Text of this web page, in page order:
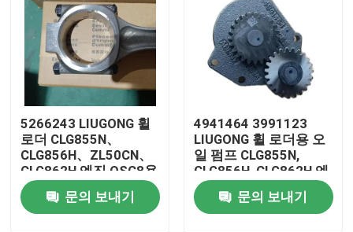
5266243 LIUGONG 휠
로더 CLG855N、
CLG856H、ZL50CN、
CLG862H 엔진 QSC8용
엔진 연결 막대3、
ISL8.9、QSL9
문의 보내기
4941464 3991123
LIUGONG 휠 로더용 오
일 펌프 CLG855N,
CLG856H, CLG862H 엔
진 6CT8.3, 6C8.3,
ISC8.3, QSC8.3,
ISL8.9
문의 보내기